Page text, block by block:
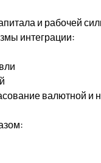
и рабочей
интеграции:
валютной и